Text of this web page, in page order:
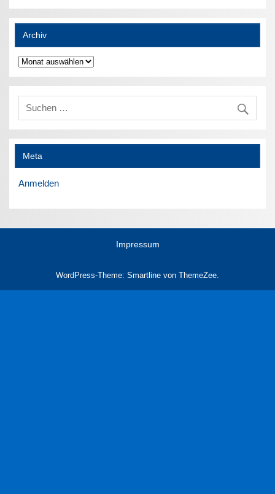
Archiv
Archiv
Meta
Anmelden
Impressum
WordPress-Theme: Smartline von ThemeZee.